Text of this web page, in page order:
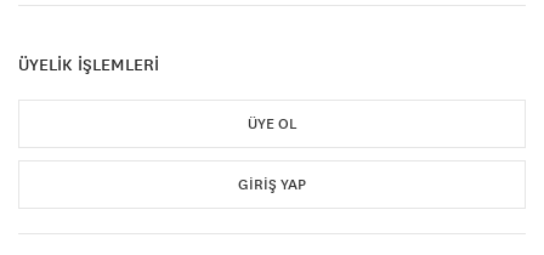
ÜYELİK İŞLEMLERİ
ÜYE OL
GIRIŞ YAP